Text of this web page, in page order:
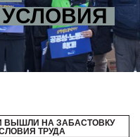
ВЫШЛИ НА ЗАБАСТОВКУ
ТРУДА